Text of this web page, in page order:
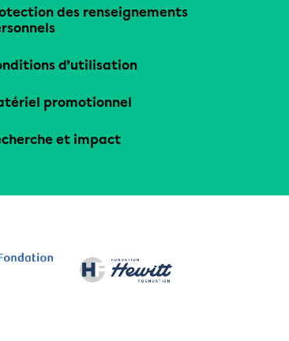
des renseignements
d’utilisation
promotionnel
et impact